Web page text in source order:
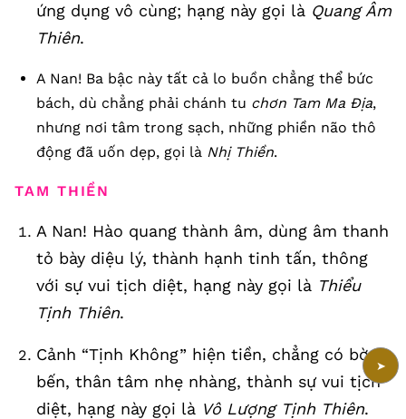
➤
ứng dụng vô cùng; hạng này gọi là Quang Âm
Thiên.
A Nan! Ba bậc này tất cả lo buồn chẳng thể bức
bách, dù chẳng phải chánh tu chơn Tam Ma Địa,
nhưng nơi tâm trong sạch, những phiền não thô
động đã uốn dẹp, gọi là Nhị Thiền.
TAM THIỀN
A Nan! Hào quang thành âm, dùng âm thanh
tỏ bày diệu lý, thành hạnh tinh tấn, thông
với sự vui tịch diệt, hạng này gọi là Thiểu
Tịnh Thiên.
Cảnh “Tịnh Không” hiện tiền, chẳng có bờ
bến, thân tâm nhẹ nhàng, thành sự vui tịch
diệt, hạng này gọi là Vô Lượng Tịnh Thiên.